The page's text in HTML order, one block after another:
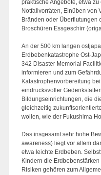
praktische Angebote, etwa
Notfallvorräten, Einüben von
Bränden oder Überflutungen
Broschüren Essgeschirr
An der 500 km langen
Erdbebenkatastrophe Ost-
342 Disaster Memorial
informieren und zum
Katastrophenvorbereitung
eindrucksvoller
Bildungseinrichtungen, die
gleichzeitig
wollen, wie der Fukushima
Das insgesamt sehr hohe
awareness) liegt vor allem
etwa leichte Erdbeben.
Kindern die
Risiken gehören zum